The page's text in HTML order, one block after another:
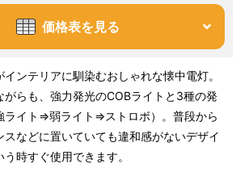
価格表を見る
ンテリアに馴染むおしゃれな懐中電灯。
がらも、強力発光のCOBライトと3種の発
ライト⇒弱ライト⇒ストロボ）。普段から
などに置いていても違和感がないデザイ
時すぐ使用できます。